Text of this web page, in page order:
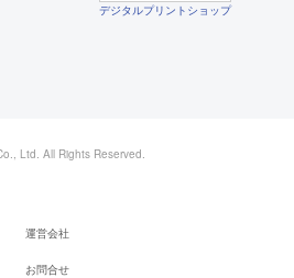
デジタルプリントショップ
Ltd. All Rights Reserved.
運営会社
お問合せ